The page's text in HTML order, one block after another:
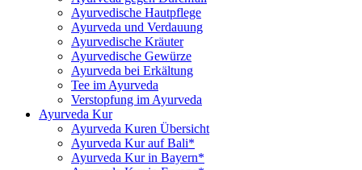
Ayurvedische Hautpflege
Ayurveda und Verdauung
Ayurvedische Kräuter
Ayurvedische Gewürze
Ayurveda bei Erkältung
Tee im Ayurveda
Verstopfung im Ayurveda
Ayurveda Kur
Ayurveda Kuren Übersicht
Ayurveda Kur auf Bali*
Ayurveda Kur in Bayern*